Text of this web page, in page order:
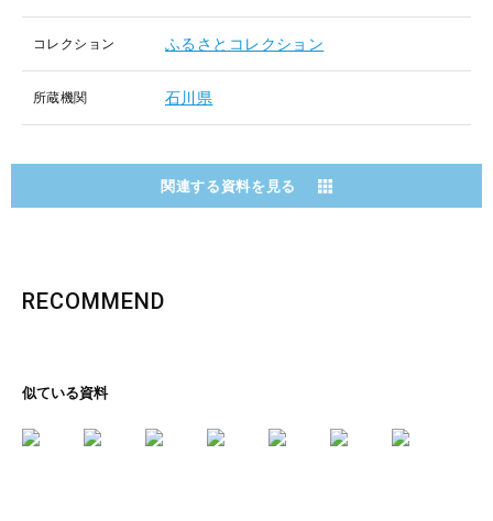
コレクション ふるさとコレクション
所蔵機関 石川県
関連する資料を見る
RECOMMEND
似ている資料